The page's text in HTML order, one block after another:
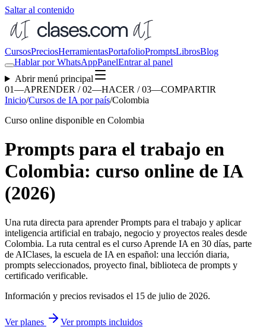
Saltar al contenido
CursosPreciosHerramientasPortafolioPromptsLibrosBlog
Hablar por WhatsAppPanelEntrar al panel
Abrir menú principal
01—APRENDER / 02—HACER / 03—COMPARTIR
Inicio/Cursos de IA por país/Colombia
Curso online disponible en Colombia
Prompts para el trabajo en
Colombia: curso online de IA
(2026)
Una ruta directa para aprenderPrompts para el trabajo y aplicar
inteligencia artificial en trabajo, negocio y proyectos reales desde
Colombia. La ruta central es el curso Aprende IA en 30 días, parte
de AIClases, la escuela de IA en español: una lección diaria,
prompts seleccionados, proyecto final, biblioteca de prompts y
certificado verificable.
Información y precios revisados el 15 de julio de 2026.
Ver planes
Ver prompts incluidos